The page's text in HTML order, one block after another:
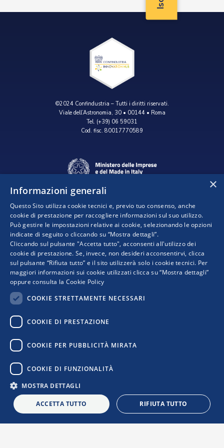
©2024 Confindustria – Tutti i diritti riservati.
Viale dell’Astronomia, 30 • 00144 • Roma
Tel. (+39) 06 59031
Cod. fisc. 80017770589
Progetto realizzato da:
I punti di vista e le opinioni espresse sono solo quelli degli autori e non riflettono
necessariamente quelli dell’Unione Europea o della Commissione Europea. Né l’Unione
Privacy Policy|Cookie Policy
Newsletter| Confindustria
i
×
Informazioni generali
Questo Sito utilizza cookie tecnici e, previo tuo consenso, anche
cookie di prestazione per raccogliere informazioni sul suo utilizzo.
Può gestire le impostazioni relative ai cookie, selezionando le opzioni
indicate di seguito o cliccando su “Mostra dettagli”.
Cliccando sul pulsante "Accetta tutto", acconsenti all'utilizzo dei
cookie di prestazione. Se, invece, non desideri acconsentirvi, clicca
sul pulsante “Rifiuta tutto” e il sito utilizzerà solo i cookie tecnici. Per
maggiori informazioni sui cookie utilizzati clicca su “Mostra dettagli”
oppure consulta la Cookie Policy
COOKIE STRETTAMENTE NECESSARI
COOKIE DI PRESTAZIONE
COOKIE PER PUBBLICITÀ MIRATA
COOKIE DI FUNZIONALITÀ
MOSTRA DETTAGLI
ACCETTA TUTTO RIFIUTA TUTTO